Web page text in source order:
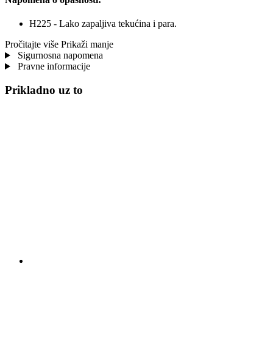
H225 - Lako zapaljiva tekućina i para.
Pročitajte više Prikaži manje
Sigurnosna napomena
Pravne informacije
Prikladno uz to